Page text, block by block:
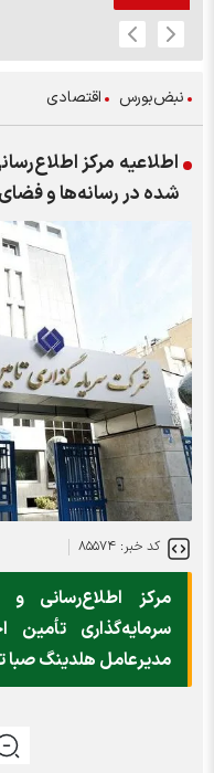
نبض‌بورس اقتصادی
اطلاعیه مرکز
شده در رسانه‌ها و
کد خبر: ۸۵۵۷۴
مرکز اطلاع‌رسانی
سرمایه‌گذاری تأمین
مدیرعامل هلدینگ صبا